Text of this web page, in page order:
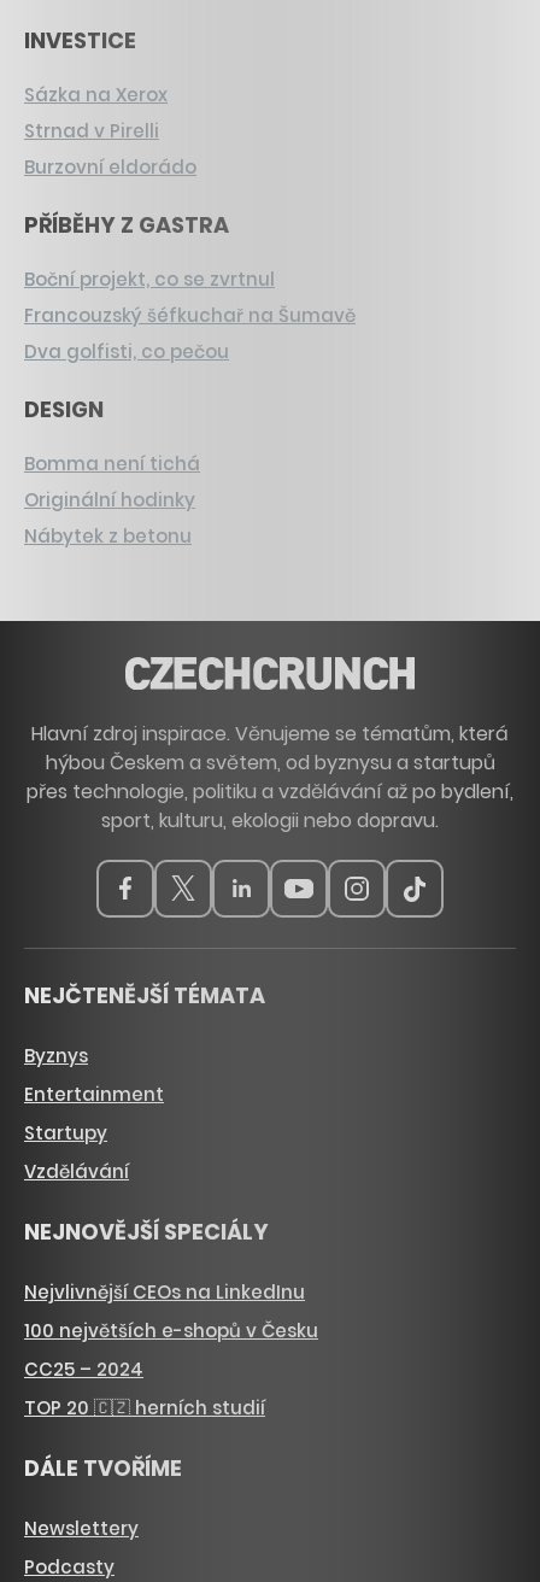
INVESTICE
Sázka na Xerox
Strnad v Pirelli
Burzovní eldorádo
PŘÍBĚHY Z GASTRA
Boční projekt, co se zvrtnul
Francouzský šéfkuchař na Šumavě
Dva golfisti, co pečou
DESIGN
Bomma není tichá
Originální hodinky
Nábytek z betonu
Hlavní zdroj inspirace. Věnujeme se tématům, která
hýbou Českem a světem, od byznysu a startupů
přes technologie, politiku a vzdělávání až po bydlení,
sport, kulturu, ekologii nebo dopravu.
NEJČTENĚJŠÍ TÉMATA
Byznys
Entertainment
Startupy
Vzdělávání
NEJNOVĚJŠÍ SPECIÁLY
Nejvlivnější CEOs na LinkedInu
100 největších e-shopů v Česku
CC25 – 2024
TOP 20 🇨🇿 herních studií
DÁLE TVOŘÍME
Newslettery
Podcasty